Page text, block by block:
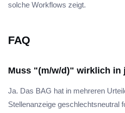
solche Workflows zeigt.
FAQ
Muss "(m/w/d)" wirklich in
Ja. Das BAG hat in mehreren
Stellenanzeige geschlechtsneutral